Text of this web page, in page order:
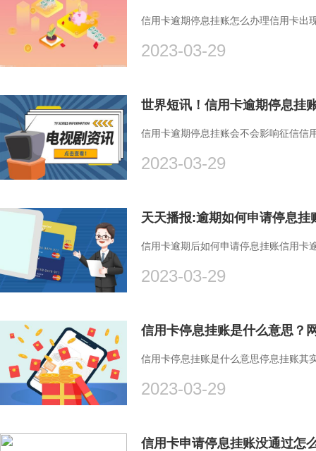
信用卡逾期停息挂账怎么办理信用卡出
2023-03-29
信用卡逾期停息挂账会不会影响征信信
2023-03-29
天天播报:逾期如何申请停息
信用卡逾期后如何申请停息挂账信用卡
2023-03-29
信用卡停息挂账是什么意思？
信用卡停息挂账是什么意思停息挂账其
2023-03-29